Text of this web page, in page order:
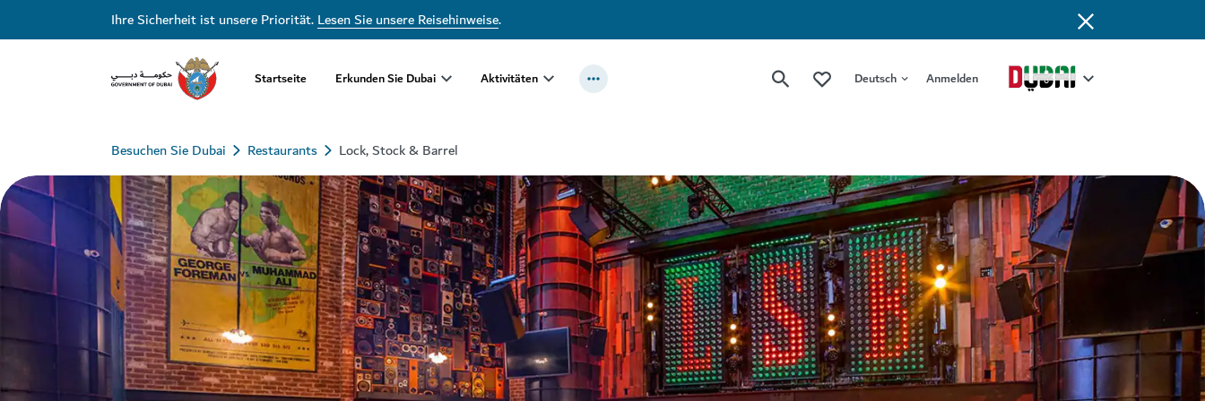
Ihre Sicherheit ist unsere Priorität.Lesen Sie unsere Reisehinweise.
Startseite Erkunden Sie Dubai Aktivitäten Deutsch Anmelden
Besuchen Sie Dubai Restaurants Lock, Stock & Barrel